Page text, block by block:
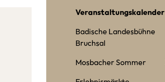
Veranstaltungskalender
Badische Landesbühne
Bruchsal
Mosbacher Sommer